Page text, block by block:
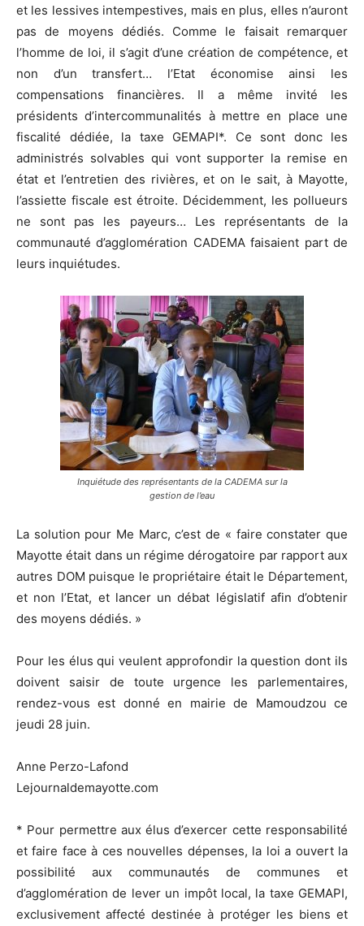
et les lessives intempestives, mais en plus, elles n’auront
pas de moyens dédiés. Comme le faisait remarquer
l’homme de loi, il s’agit d’une création de compétence, et
non d’un transfert… l’Etat économise ainsi les
compensations financières. Il a même invité les
présidents d’intercommunalités à mettre en place une
fiscalité dédiée, la taxe GEMAPI*. Ce sont donc les
administrés solvables qui vont supporter la remise en
état et l’entretien des rivières, et on le sait, à Mayotte,
l’assiette fiscale est étroite. Décidemment, les pollueurs
ne sont pas les payeurs… Les représentants de la
communauté d’agglomération CADEMA faisaient part de
leurs inquiétudes.
Inquiétude des représentants de la CADEMA sur la
gestion de l’eau
La solution pour Me Marc, c’est de « faire constater que
Mayotte était dans un régime dérogatoire par rapport aux
autres DOM puisque le propriétaire était le Département,
et non l’Etat, et lancer un débat législatif afin d’obtenir
des moyens dédiés. »
Pour les élus qui veulent approfondir la question dont ils
doivent saisir de toute urgence les parlementaires,
rendez-vous est donné en mairie de Mamoudzou ce
jeudi 28 juin.
Anne Perzo-Lafond
Lejournaldemayotte.com
* Pour permettre aux élus d’exercer cette responsabilité
et faire face à ces nouvelles dépenses, la loi a ouvert la
possibilité aux communautés de communes et
d’agglomération de lever un impôt local, la taxe GEMAPI,
exclusivement affecté destinée à protéger les biens et